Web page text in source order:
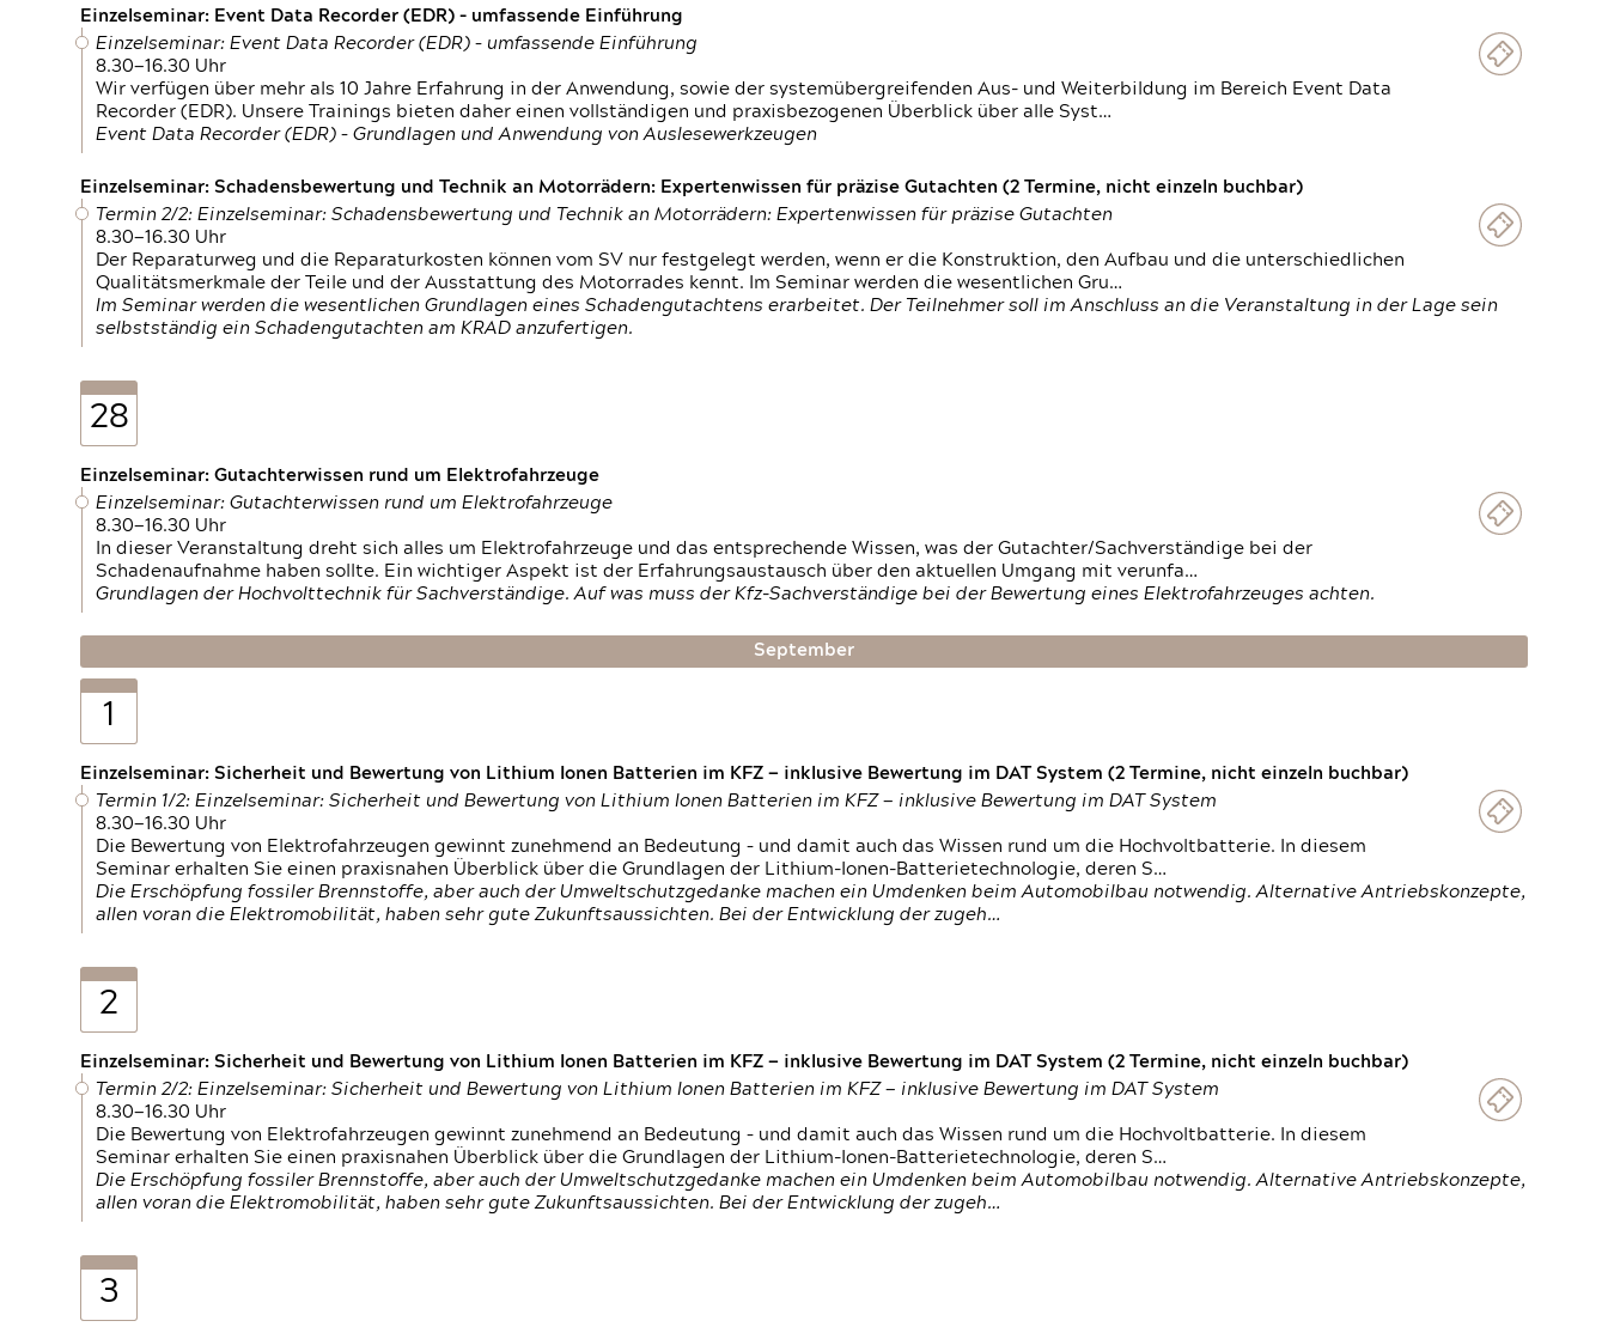
Einzelseminar: Event Data Recorder (EDR) – umfassende Einführung
Einzelseminar: Event Data Recorder (EDR) – umfassende Einführung
8.30—16.30 Uhr
Wir verfügen über mehr als 10 Jahre Erfahrung in der Anwendung, sowie der systemübergreifenden Aus- und Weiterbildung im Bereich Event Data
Recorder (EDR). Unsere Trainings bieten daher einen vollständigen und praxisbezogenen Überblick über alle Syst…
Event Data Recorder (EDR) – Grundlagen und Anwendung von Auslesewerkzeugen
Einzelseminar: Schadensbewertung und Technik an Motorrädern: Expertenwissen für präzise Gutachten (2 Termine, nicht einzeln buchbar)
Termin 2/2: Einzelseminar: Schadensbewertung und Technik an Motorrädern: Expertenwissen für präzise Gutachten
8.30—16.30 Uhr
Der Reparaturweg und die Reparaturkosten können vom SV nur festgelegt werden, wenn er die Konstruktion, den Aufbau und die unterschiedlichen
Qualitätsmerkmale der Teile und der Ausstattung des Motorrades kennt. Im Seminar werden die wesentlichen Gru…
Im Seminar werden die wesentlichen Grundlagen eines Schadengutachtens erarbeitet. Der Teilnehmer soll im Anschluss an die Veranstaltung in der Lage sein
selbstständig ein Schadengutachten am KRAD anzufertigen.
28
Einzelseminar: Gutachterwissen rund um Elektrofahrzeuge
Einzelseminar: Gutachterwissen rund um Elektrofahrzeuge
8.30—16.30 Uhr
In dieser Veranstaltung dreht sich alles um Elektrofahrzeuge und das entsprechende Wissen, was der Gutachter/Sachverständige bei der
Schadenaufnahme haben sollte. Ein wichtiger Aspekt ist der Erfahrungsaustausch über den aktuellen Umgang mit verunfa…
Grundlagen der Hochvolttechnik für Sachverständige. Auf was muss der Kfz-Sachverständige bei der Bewertung eines Elektrofahrzeuges achten.
September
1
Einzelseminar: Sicherheit und Bewertung von Lithium Ionen Batterien im KFZ — inklusive Bewertung im DAT System (2 Termine, nicht einzeln buchbar)
Termin 1/2: Einzelseminar: Sicherheit und Bewertung von Lithium Ionen Batterien im KFZ — inklusive Bewertung im DAT System
8.30—16.30 Uhr
Die Bewertung von Elektrofahrzeugen gewinnt zunehmend an Bedeutung – und damit auch das Wissen rund um die Hochvoltbatterie. In diesem
Seminar erhalten Sie einen praxisnahen Überblick über die Grundlagen der Lithium-Ionen-Batterietechnologie, deren S…
Die Erschöpfung fossiler Brennstoffe, aber auch der Umweltschutzgedanke machen ein Umdenken beim Automobilbau notwendig. Alternative Antriebskonzepte,
allen voran die Elektromobilität, haben sehr gute Zukunftsaussichten. Bei der Entwicklung der zugeh…
2
Einzelseminar: Sicherheit und Bewertung von Lithium Ionen Batterien im KFZ — inklusive Bewertung im DAT System (2 Termine, nicht einzeln buchbar)
Termin 2/2: Einzelseminar: Sicherheit und Bewertung von Lithium Ionen Batterien im KFZ — inklusive Bewertung im DAT System
8.30—16.30 Uhr
Die Bewertung von Elektrofahrzeugen gewinnt zunehmend an Bedeutung – und damit auch das Wissen rund um die Hochvoltbatterie. In diesem
Seminar erhalten Sie einen praxisnahen Überblick über die Grundlagen der Lithium-Ionen-Batterietechnologie, deren S…
Die Erschöpfung fossiler Brennstoffe, aber auch der Umweltschutzgedanke machen ein Umdenken beim Automobilbau notwendig. Alternative Antriebskonzepte,
allen voran die Elektromobilität, haben sehr gute Zukunftsaussichten. Bei der Entwicklung der zugeh…
3